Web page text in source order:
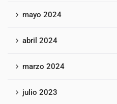
mayo 2024
abril 2024
marzo 2024
julio 2023